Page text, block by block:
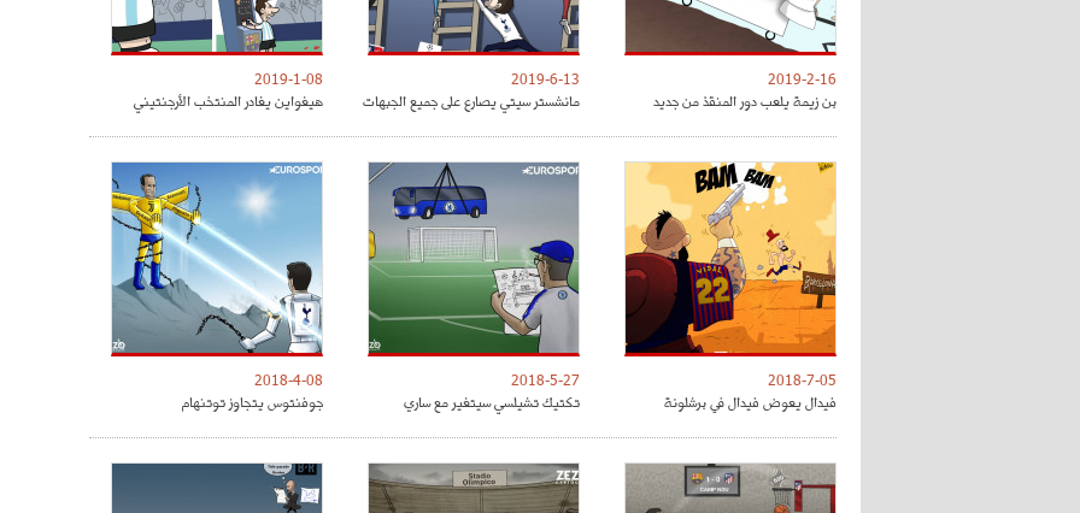
2019-2-16
بن زيمة يلعب دور المنقذ من جديد
2019-6-13
مانشستر سيتي يصارع على جميع الجبهات
2019-1-08
هيغواين يغادر المنتخب الأرجنتيني
2018-7-05
فيدال يعوض فيدال في برشلونة
2018-5-27
تكتيك تشيلسي سيتغير مع ساري
2018-4-08
جوفنتوس يتجاوز توتنهام